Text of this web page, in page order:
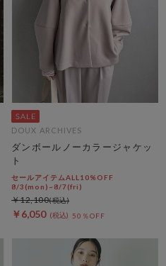
DOUX ARCHIVES
ダンボールノーカラージャケッ
ト
セールアイテムALL10%OFF
8/3(mon)~8/7(fri)
￥6,050 50％OFF
￥12,100